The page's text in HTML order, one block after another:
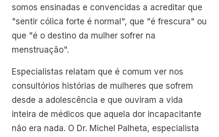
somos ensinadas e convencidas a acreditar que
"sentir cólica forte é normal", que "é frescura" ou
que "é o destino da mulher sofrer na
menstruação".
Especialistas relatam que é comum ver nos
consultórios histórias de mulheres que sofrem
desde a adolescência e que ouviram a vida
inteira de médicos que aquela dor incapacitante
não era nada. O Dr. Michel Palheta, especialista